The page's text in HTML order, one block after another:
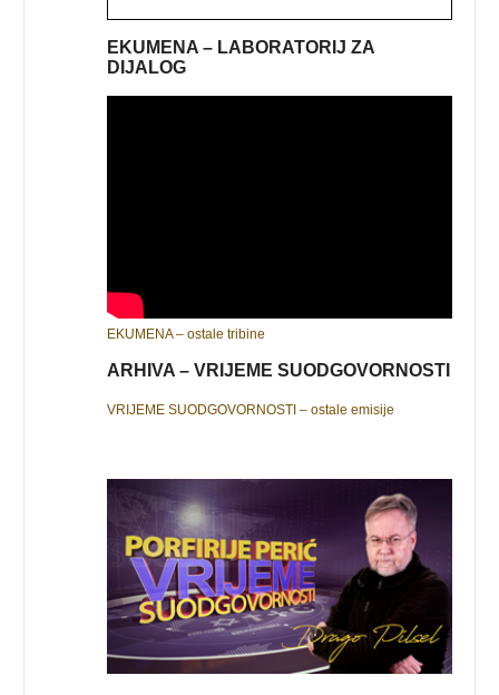
EKUMENA – LABORATORIJ ZA
DIJALOG
EKUMENA – ostale tribine
ARHIVA – VRIJEME SUODGOVORNOSTI
VRIJEME SUODGOVORNOSTI – ostale emisije